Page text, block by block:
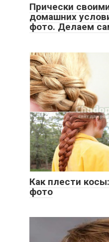
Прически
домашних
фото. Делаем
Как плести
фото